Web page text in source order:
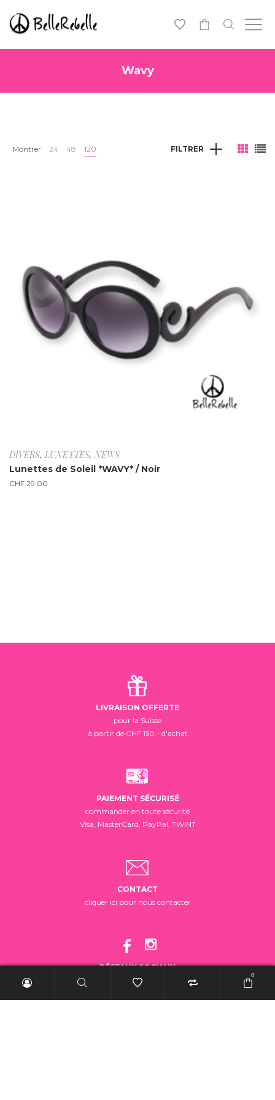
Wavy
Montrer 24 48 120 FILTRER
DIVERS, LUNETTES,NEWS
Lunettes de Soleil *WAVY* / Noir
CHF 29.00
LIVRAISON OFFERTE
pour la Suisse
à partir de CHF 150.- d'achat
PAIEMENT SÉCURISÉ
commander en toute sécurité
Visa, MasterCard, PayPal, TWINT
CONTACT
cliquer ici pour nous contacter
RÉSEAUX SOCIAUX
suivez-nous!
0